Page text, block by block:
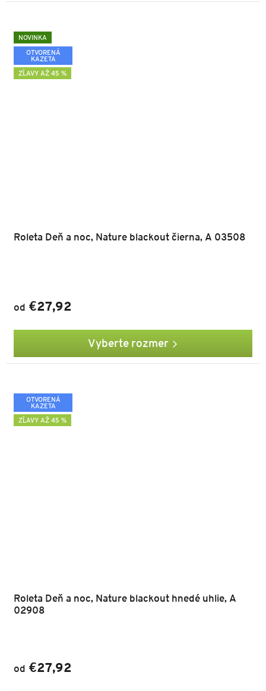
NOVINKA
OTVORENÁ
KAZETA
ZĽAVY AŽ 45 %
Roleta Deň a noc, Nature blackout čierna, A 03508
od €27,92
Vyberte rozmer
OTVORENÁ
KAZETA
ZĽAVY AŽ 45 %
Roleta Deň a noc, Nature blackout hnedé uhlie, A
02908
od €27,92